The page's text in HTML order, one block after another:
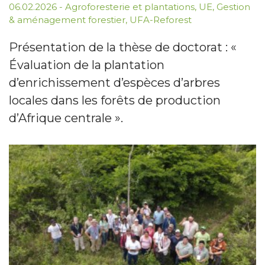
06.02.2026 - Agroforesterie et plantations, UE, Gestion
& aménagement forestier, UFA-Reforest
Présentation de la thèse de doctorat : «
Évaluation de la plantation
d’enrichissement d’espèces d’arbres
locales dans les forêts de production
d’Afrique centrale ».